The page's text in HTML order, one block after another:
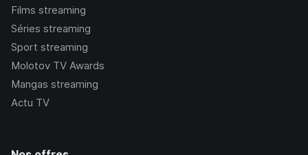
Films streaming
Séries streaming
Sport streaming
Molotov TV Awards
Mangas streaming
Actu TV